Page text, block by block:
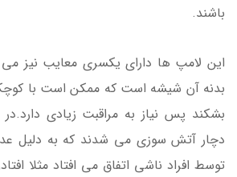
باشند.
این لامپ ها دارای یکسری معایب نیز
بدنه آن شیشه است که ممکن است با
بشکند پس نیاز به مراقبت زیادی
دچار آتش سوزی می شدند که به دلیل
توسط افراد ناشی اتفاق می افتاد مثلا